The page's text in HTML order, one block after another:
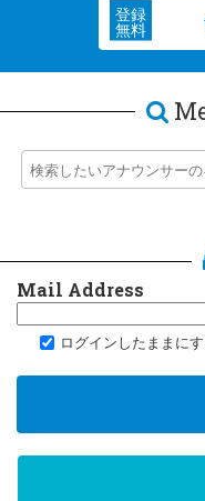
登録
無料
Mail Address
ログインしたままに